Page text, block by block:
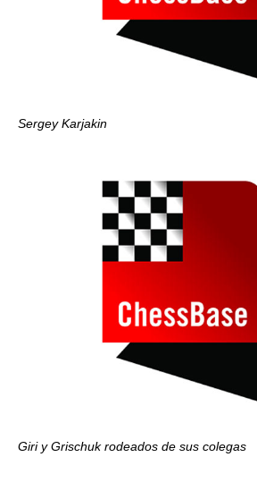
Sergey Karjakin
Giri y Grischuk rodeados de sus colegas